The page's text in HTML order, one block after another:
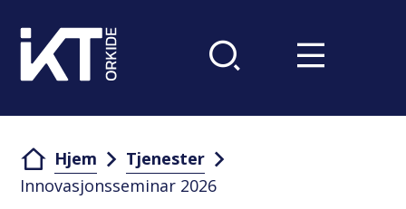
Du er her:
Hjem
Tjenester
Innovasjonsseminar 2026